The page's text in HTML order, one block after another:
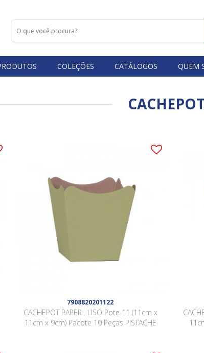
COLEÇÕES CATÁLOGOS QUEM
7908820201122
CACHEPOT PAPER . LISO Pote 11 (11cm x
11cm x 9cm) Pacote 10 Peças PISTACHE